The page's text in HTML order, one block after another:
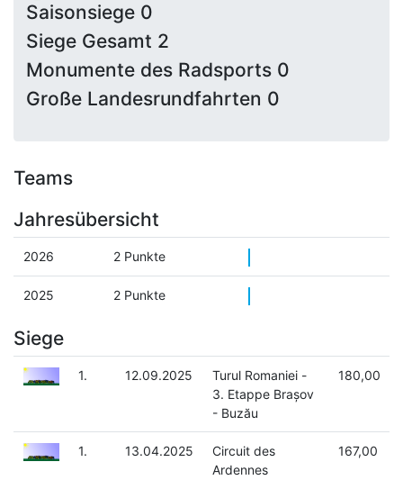
Saisonsiege 0
Siege Gesamt 2
Monumente des Radsports 0
Große Landesrundfahrten 0
Teams
Jahresübersicht
2026 2 Punkte
2025 2 Punkte
Siege
1. 12.09.2025
Turul Romaniei -
3. Etappe Brașov
- Buzău
180,00
1. 13.04.2025
Circuit des
Ardennes
167,00